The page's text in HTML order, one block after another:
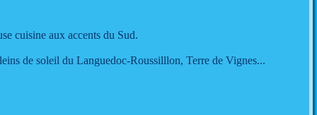
cuisine aux accents du Sud.
de soleil du Languedoc-Roussilllon, Terre de Vignes...